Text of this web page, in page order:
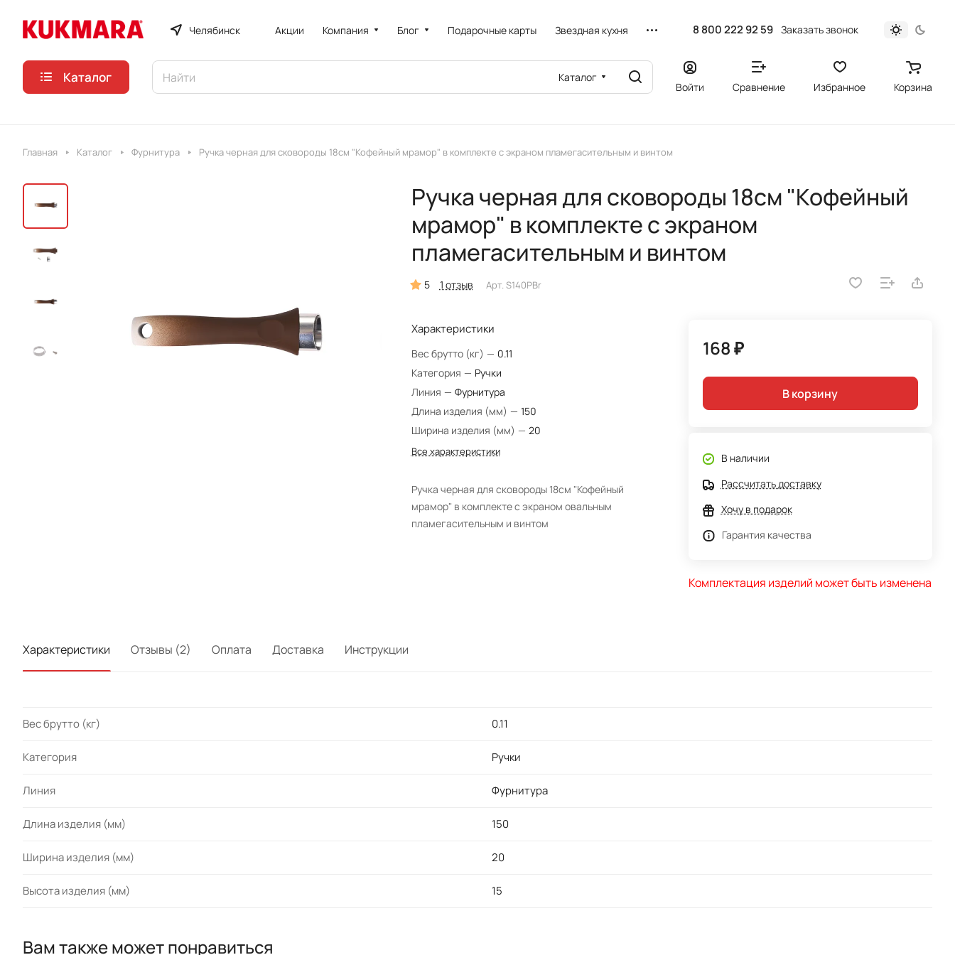
Челябинск Акции Компания Блог Подарочные карты Звездная кухня 8 800 222 92 59 Заказать звонок
Каталог Каталог
Войти Сравнение Избранное Корзина
Главная Каталог Фурнитура Ручка черная для сковороды 18см "Кофейный мрамор" в комплекте с экраном пламегасительным и винтом
Ручка черная для сковороды 18см "Кофейный
мрамор" в комплекте с экраном
пламегасительным и винтом
5 1 отзыв Арт. S140PBr
Характеристики
Вес брутто (кг) — 0.11
Категория — Ручки
Линия — Фурнитура
Длина изделия (мм) — 150
Ширина изделия (мм) — 20
Все характеристики
Ручка черная для сковороды 18см "Кофейный
мрамор" в комплекте с экраном овальным
пламегасительным и винтом
168 ₽
В корзину
В наличии
Рассчитать доставку
Хочу в подарок
Гарантия качества
Комплектация изделий может быть изменена
Характеристики Отзывы (2) Оплата Доставка Инструкции
Вес брутто (кг) 0.11
Категория Ручки
Линия Фурнитура
Длина изделия (мм) 150
Ширина изделия (мм) 20
Высота изделия (мм) 15
Вам также может понравиться